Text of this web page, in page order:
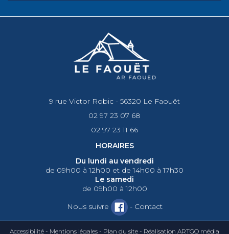
9 rue Victor Robic - 56320 Le Faouët
02 97 23 07 68
02 97 23 11 66
HORAIRES
Du lundi au vendredi
de 09h00 à 12h00 et de 14h00 à 17h30
Le samedi
de 09h00 à 12h00
Nous suivre
- Contact
Accessibilité - Mentions légales - Plan du site - Réalisation ARTGO média